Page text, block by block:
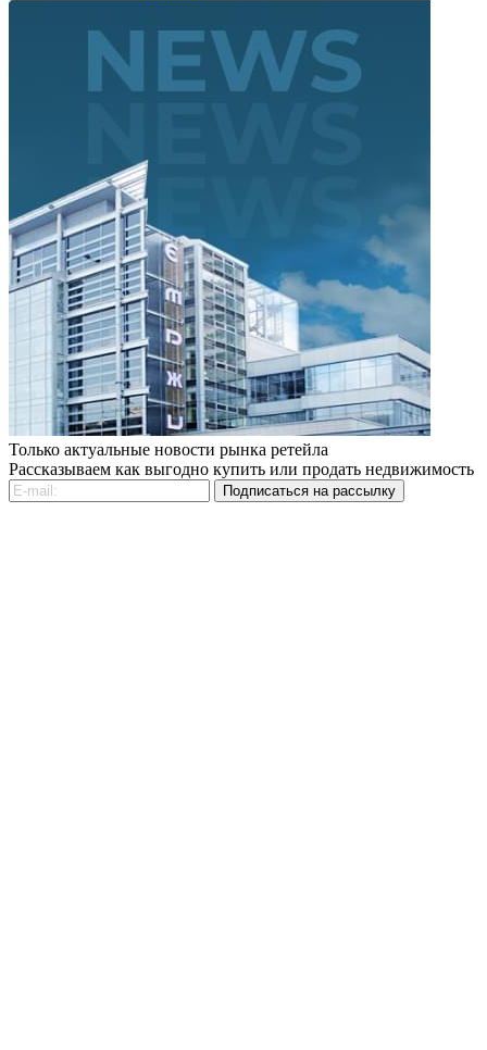
Только актуальные новости рынка ретейла
Рассказываем как выгодно купить или продать недвижимость